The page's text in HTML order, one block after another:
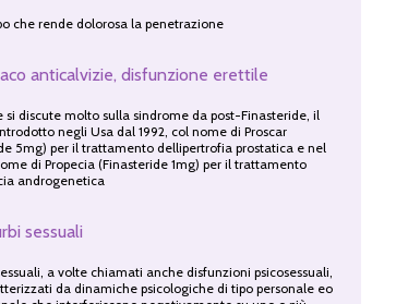
che rende dolorosa la penetrazione
anticalvizie, disfunzione erettile
si discute molto sulla sindrome da post-Finasteride, il
negli Usa dal 1992, col nome di Proscar
5mg) per il trattamento dellipertrofia prostatica e nel
di Propecia (Finasteride 1mg) per il trattamento
androgenetica
sessuali
a volte chiamati anche disfunzioni psicosessuali,
da dinamiche psicologiche di tipo personale eo